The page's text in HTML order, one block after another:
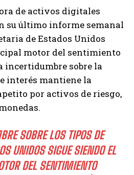
de activos digitales
su último informe semanal
de Estados Unidos
motor del sentimiento
incertidumbre sobre la
interés mantiene la
por activos de riesgo,
SOBRE LOS TIPOS DE
UNIDOS SIGUE SIENDO EL
DEL SENTIMIENTO